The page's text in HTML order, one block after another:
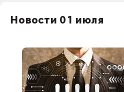
Новости 01 июля